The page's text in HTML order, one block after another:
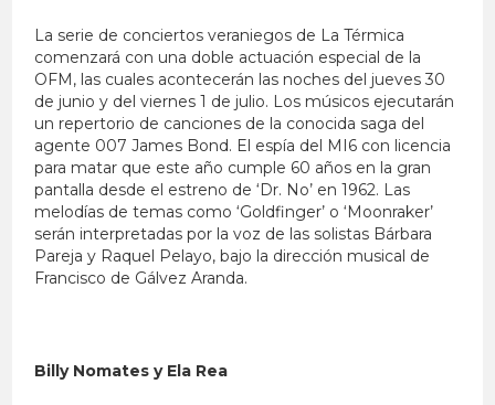
La serie de conciertos veraniegos de La Térmica
comenzará con una doble actuación especial de la
OFM, las cuales acontecerán las noches del jueves 30
de junio y del viernes 1 de julio. Los músicos ejecutarán
un repertorio de canciones de la conocida saga del
agente 007 James Bond. El espía del MI6 con licencia
para matar que este año cumple 60 años en la gran
pantalla desde el estreno de ‘Dr. No’ en 1962. Las
melodías de temas como ‘Goldfinger’ o ‘Moonraker’
serán interpretadas por la voz de las solistas Bárbara
Pareja y Raquel Pelayo, bajo la dirección musical de
Francisco de Gálvez Aranda.
Billy Nomates y Ela Rea